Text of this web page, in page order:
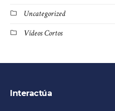
Uncategorized
Vídeos Cortos
Interactúa